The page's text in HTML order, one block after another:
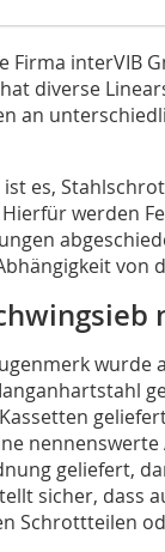
Firma interVIB
diverse
an
ist es,
werden
von
wurde
nennenswerte
geliefert,
sicher, dass
Schrottteilen